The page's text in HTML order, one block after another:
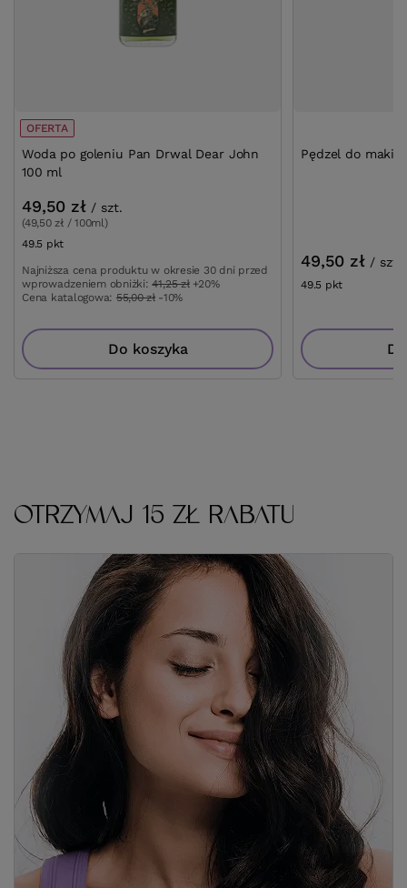
OFERTA
Woda po goleniu Pan Drwal Dear John
100 ml
49,50 zł / szt.
(49,50 zł / 100ml)
49.5 pkt
Najniższa cena produktu w okresie 30 dni przed
wprowadzeniem obniżki:41,25 zł +20%
Cena katalogowa: 55,00 zł -10%
Do koszyka
Pędzel do
49,50 zł / szt.
49.5 pkt
OTRZYMAJ 15 ZŁ RABATU